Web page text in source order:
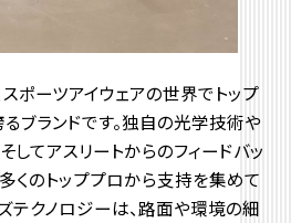
スポーツアイウェアの世界でトップ
ブランドです。独自の光学技術や
そしてアスリートからのフィードバッ
多くのトッププロから支持を集めて
テクノロジーは、路面や環境の細